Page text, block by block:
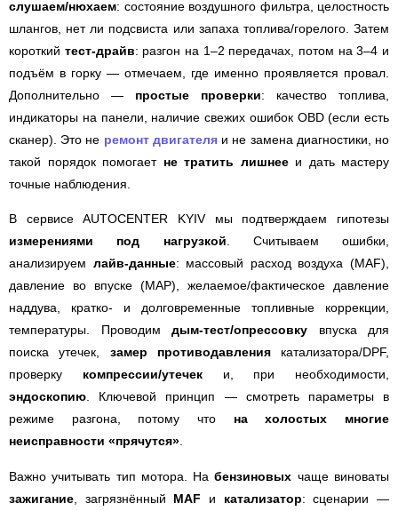
слушаем/нюхаем: состояние воздушного фильтра, целостность
шлангов, нет ли подсвиста или запаха топлива/горелого. Затем
короткий тест-драйв: разгон на 1–2 передачах, потом на 3–4 и
подъём в горку — отмечаем, где именно проявляется провал.
Дополнительно — простые проверки: качество топлива,
индикаторы на панели, наличие свежих ошибок OBD (если есть
сканер). Это не ремонт двигателяи не замена диагностики, но
такой порядок помогает не тратить лишнееи дать мастеру
точные наблюдения.
В сервисе AUTOCENTER KYIV мы подтверждаем гипотезы
измерениями под нагрузкой. Считываем ошибки,
анализируем лайв-данные: массовый расход воздуха (MAF),
давление во впуске (MAP), желаемое/фактическое давление
наддува, кратко- и долговременные топливные коррекции,
температуры. Проводим дым-тест/опрессовку впуска для
поиска утечек, замер противодавлениякатализатора/DPF,
проверку компрессии/утечеки, при необходимости,
эндоскопию. Ключевой принцип — смотреть параметры в
режиме разгона, потому что на холостых многие
неисправности «прячутся».
Важно учитывать тип мотора. Набензиновых чаще виноваты
зажигание , загрязнённый MAF и катализатор: сценарии —